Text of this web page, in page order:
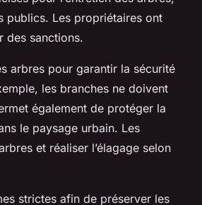
publics. Les propriétaires ont
des sanctions.
arbres pour garantir la sécurité
les branches ne doivent
également de protéger la
le paysage urbain. Les
et réaliser l’élagage selon
strictes afin de préserver les